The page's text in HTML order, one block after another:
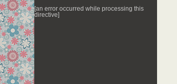
[an error occurred while processing this
directive]